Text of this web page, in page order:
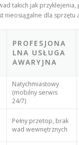
takich jak przyklejenia,
nieosiągalne dla sprzętu
PROFESJONA
LNA USŁUGA
AWARYJNA
Natychmiastowy
(mobilny serwis
24/7)
Pełny przetop, brak
wad wewnętrznych